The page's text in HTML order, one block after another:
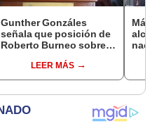
Gunther Gonzáles
señala que posición de
Roberto Burneo sobre
Aliaga no representan al
JNE
LEER MÁS
Más